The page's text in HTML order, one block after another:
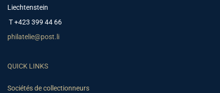
Liechtenstein
T +423 399 44 66
philatelie@post.li
QUICK LINKS
Sociétés de collectionneurs